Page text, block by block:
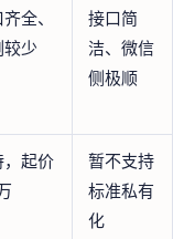
全、
少
接口简
洁、微信
侧极顺
，起价
暂不支持
标准私有
化